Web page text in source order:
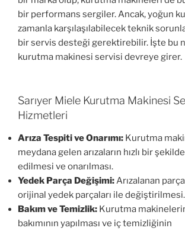
bir performans sergiler. Ancak, yoğun
zamanla karşılaşılabilecek teknik
bir servis desteği gerektirebilir. İşte bu
kurutma makinesi servisi devreye girer.
Sarıyer Miele Kurutma Makinesi
Hizmetleri
Arıza Tespiti ve Onarımı: Kurutma
meydana gelen arızaların hızlı bir
edilmesi ve onarılması.
Yedek Parça Değişimi:Arızalanan
orijinal yedek parçaları ile değiştirilmesi.
Bakım ve Temizlik: Kurutma
bakımının yapılması ve iç temizliğinin